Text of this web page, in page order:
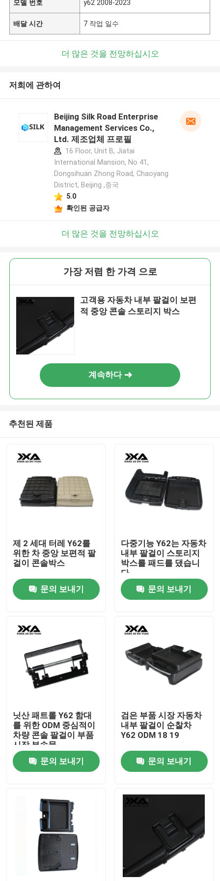
홈
제품 소개
회사 소개
공장 투어
품질 관리
연락처
모든 케이스
블로그
모델 번호 y62 2008-2023
배달 시간 7 작업 일수
더 많은 것을 전망하십시오
저희에 관하여
Beijing Silk Road Enterprise
Management Services Co.,
Ltd. 제조업체 프로필
16 Floor, Unit B, Jiatai
International Mansion, No 41,
Dongsihuan Zhong Road, Chaoyang
District, Beijing ,중국
5.0
확인된 공급자
더 많은 것을 전망하십시오
가장 저렴 한 가격 으로
고객용 자동차 내부 팔걸이 보편
적 중앙 콘솔 스토리지 박스
계속하다
추천된 제품
제 2 세대 터레 Y62를
위한 차 중앙 보편적 팔
걸이 콘솔박스
문의 보내기
다중기능 Y62는 자동차
내부 팔걸이 스토리지
박스를 패드를 댔습니
다
문의 보내기
닛산 패트롤 Y62 함대
를 위한 ODM 중심적이
차량 콘솔 팔걸이 부품
시장 부속물
문의 보내기
검은 부품 시장 자동차
내부 팔걸이 순찰차
Y62 ODM 18 19
문의 보내기